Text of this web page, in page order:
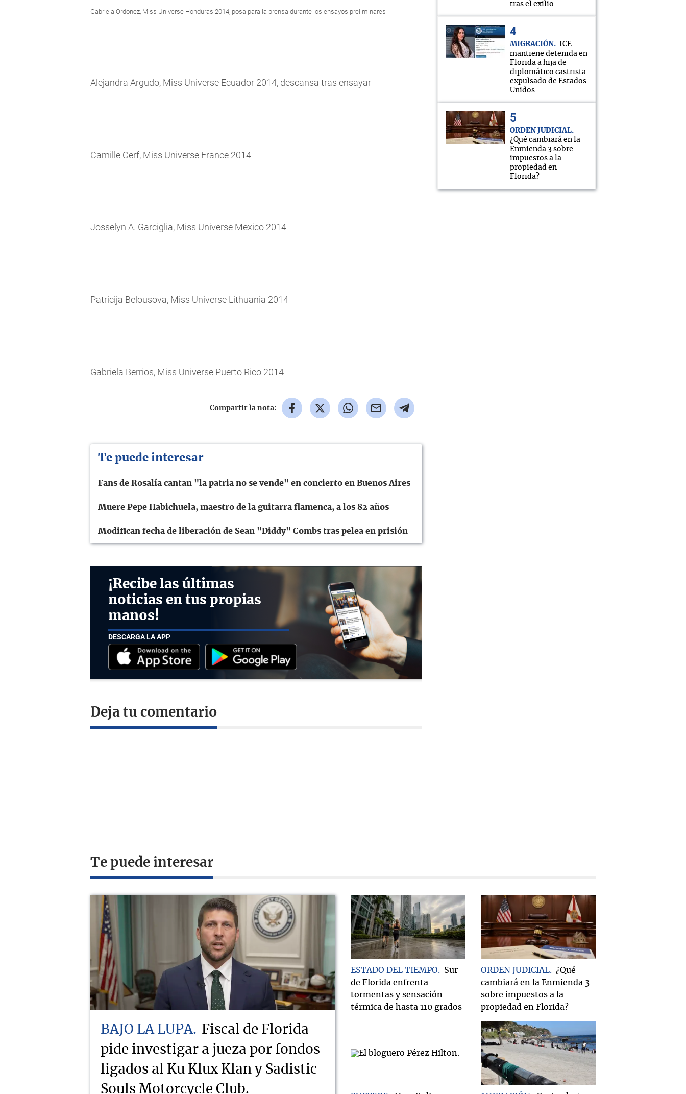
Gabriela Ordonez, Miss Universe Honduras 2014, posa para la prensa durante los ensayos preliminares
Alejandra Argudo, Miss Universe Ecuador 2014, descansa tras ensayar
Camille Cerf, Miss Universe France 2014
Josselyn A. Garciglia, Miss Universe Mexico 2014
Patricija Belousova, Miss Universe Lithuania 2014
Gabriela Berrios, Miss Universe Puerto Rico 2014
Compartir la nota:
Te puede interesar
Fans de Rosalía cantan "la patria no se vende" en concierto en Buenos Aires
Muere Pepe Habichuela, maestro de la guitarra flamenca, a los 82 años
Modifican fecha de liberación de Sean "Diddy" Combs tras pelea en prisión
¡Recibe las últimas
noticias en tus propias
manos!
DESCARGA LA APP
Deja tu comentario
tras el exilio
MIGRACIÓN
ICE
mantiene detenida en
Florida a hija de
diplomático castrista
expulsado de Estados
Unidos
ORDEN JUDICIAL
¿Qué cambiará en la
Enmienda 3 sobre
impuestos a la
propiedad en
Florida?
Te puede interesar
BAJO LA LUPA
Fiscal de Florida
pide investigar a jueza por fondos
ligados al Ku Klux Klan y Sadistic
Souls Motorcycle Club.
ESTADO DEL TIEMPO
Sur
de Florida enfrenta
tormentas y sensación
térmica de hasta 110 grados
ORDEN JUDICIAL
¿Qué
cambiará en la Enmienda 3
sobre impuestos a la
propiedad en Florida?